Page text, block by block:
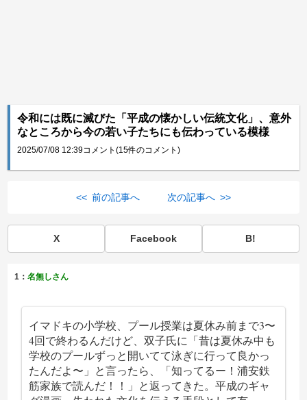
令和には既に滅びた「平成の懐かしい伝統文化」、意外
なところから今の若い子たちにも伝わっている模様
2025/07/08 12:39コメント(15件のコメント)
<< 前の記事へ 次の記事へ >>
X Facebook B!
1：名無しさん
イマドキの小学校、プール授業は夏休み前まで3〜
4回で終わるんだけど、双子氏に「昔は夏休み中も
学校のプールずっと開いてて泳ぎに行って良かっ
たんだよ〜」と言ったら、「知ってるー！浦安鉄
筋家族で読んだ！！」と返ってきた。平成のギャ